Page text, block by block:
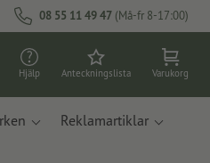
08 55 11 49 47 (Må-fr 8-17:00)
Hjälp Anteckningslista Varukorg
Reklamartiklar